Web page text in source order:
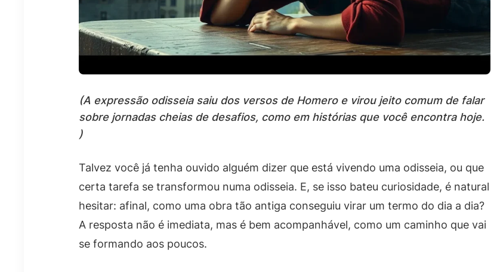
(A expressão odisseia saiu dos versos de Homero e virou jeito comum de falar
sobre jornadas cheias de desafios, como em histórias que você encontra hoje.
)
Talvez você já tenha ouvido alguém dizer que está vivendo uma odisseia, ou que
certa tarefa se transformou numa odisseia. E, se isso bateu curiosidade, é natural
hesitar: afinal, como uma obra tão antiga conseguiu virar um termo do dia a dia?
A resposta não é imediata, mas é bem acompanhável, como um caminho que vai
se formando aos poucos.